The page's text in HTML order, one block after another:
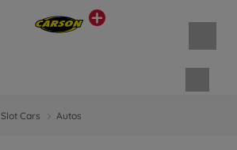
Slot Cars Autos